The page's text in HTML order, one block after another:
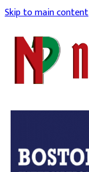
Skip to main content